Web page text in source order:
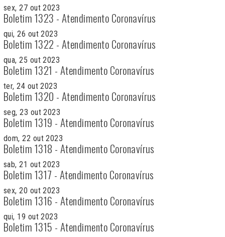
sex, 27 out 2023
Boletim 1323 - Atendimento Coronavírus
qui, 26 out 2023
Boletim 1322 - Atendimento Coronavírus
qua, 25 out 2023
Boletim 1321 - Atendimento Coronavírus
ter, 24 out 2023
Boletim 1320 - Atendimento Coronavírus
seg, 23 out 2023
Boletim 1319 - Atendimento Coronavírus
dom, 22 out 2023
Boletim 1318 - Atendimento Coronavírus
sab, 21 out 2023
Boletim 1317 - Atendimento Coronavírus
sex, 20 out 2023
Boletim 1316 - Atendimento Coronavírus
qui, 19 out 2023
Boletim 1315 - Atendimento Coronavírus